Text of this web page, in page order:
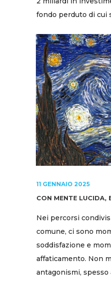
fondo perduto di cui
11 GENNAIO 2025
CON MENTE LUCIDA,
Nei percorsi
comune, ci sono
soddisfazione e
affaticamento. Non
antagonismi,